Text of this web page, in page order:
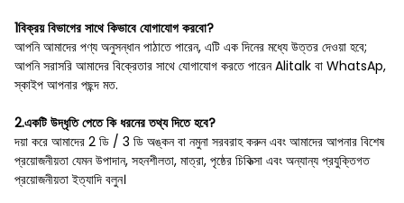
1বিক্রয় বিভাগের সাথে কিভাবে যোগাযোগ করবো?
আপনি আমাদের পণ্য অনুসন্ধান পাঠাতে পারেন, এটি এক দিনের মধ্যে উত্তর দেওয়া হবে;
আপনি সরাসরি আমাদের বিক্রেতার সাথে যোগাযোগ করতে পারেন Alitalk বা WhatsAp,
স্কাইপ আপনার পছন্দ মত.
2.একটি উদ্ধৃতি পেতে কি ধরনের তথ্য দিতে হবে?
দয়া করে আমাদের 2 ডি / 3 ডি অঙ্কন বা নমুনা সরবরাহ করুন এবং আমাদের আপনার বিশেষ
প্রয়োজনীয়তা যেমন উপাদান, সহনশীলতা, মাত্রা, পৃষ্ঠের চিকিত্সা এবং অন্যান্য প্রযুক্তিগত
প্রয়োজনীয়তা ইত্যাদি বলুন।